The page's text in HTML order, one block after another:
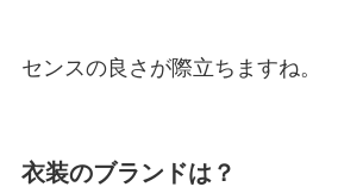
センスの良さが際立ちますね。
衣装のブランドは？